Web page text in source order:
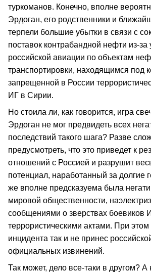
туркоманов. Конечно, вполне
Эрдоган, его родственники и
терпели большие убытки в связи с
поставок контрабандной нефти из-за
российской авиации по объектам
транспортировки, находящимся под
запрещенной в России
ИГ в Сирии.
Но стоила ли, как говорится, игра
Эрдоган не мог предвидеть всех
последствий такого шага? Разве
предусмотреть, что это приведет к
отношений с Россией и разрушит
потенциал, наработанный за долгие
же вполне предсказуема была
мировой общественности,
сообщениями о зверствах боевиков
террористическими актами. При
инцидента так и не принес
официальных извинений.
Так может, дело все-таки в другом? А